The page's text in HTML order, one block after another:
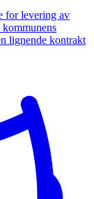
for levering av
lignende kontrakt